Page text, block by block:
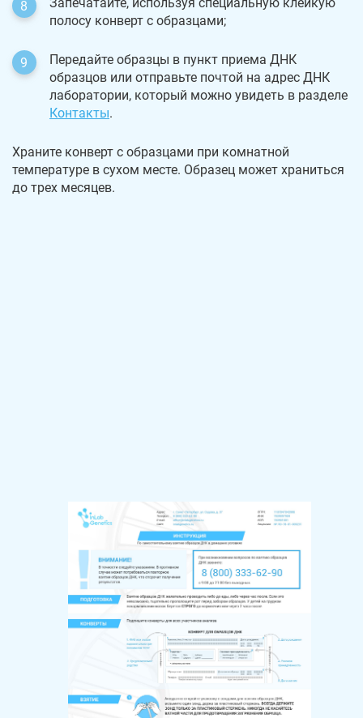
полосу конверт с образцами;
Передайте образцы в пункт приема ДНК
образцов или отправьте почтой на адрес ДНК
лаборатории, который можно увидеть в разделе
Контакты.
Храните конверт с образцами при комнатной
температуре в сухом месте. Образец может храниться
до трех месяцев.